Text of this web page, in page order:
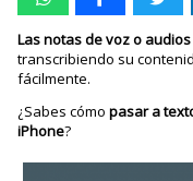
Las notas de voz o
transcribiendo su
fácilmente.
¿Sabes cómopasar a
iPhone?